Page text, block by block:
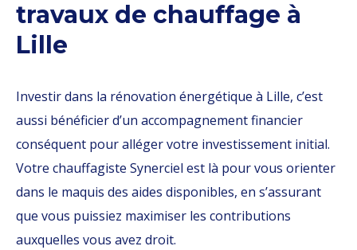
travaux de chauffage à
Lille
Investir dans la rénovation énergétique à Lille, c’est
aussi bénéficier d’un accompagnement financier
conséquent pour alléger votre investissement initial.
Votre chauffagiste Synerciel est là pour vous orienter
dans le maquis des aides disponibles, en s’assurant
que vous puissiez maximiser les contributions
auxquelles vous avez droit.